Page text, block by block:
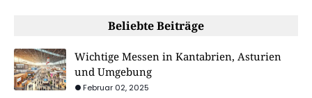
Beliebte Beiträge
Wichtige Messen in Kantabrien, Asturien
und Umgebung
Februar 02, 2025